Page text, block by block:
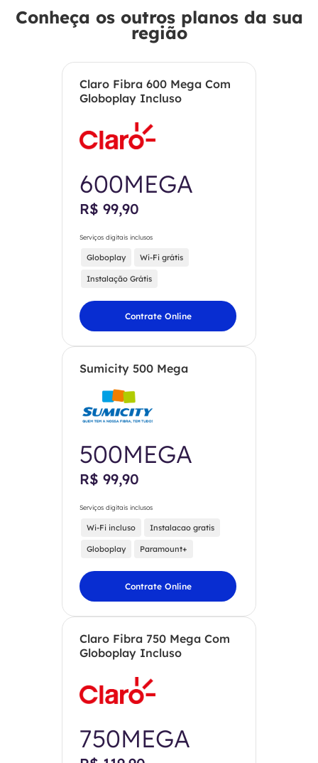
Conheça os outros planos da sua
região
Claro Fibra 600 Mega Com
Globoplay Incluso
600MEGA
R$ 99,90
Serviços digitais inclusos
Globoplay Wi-Fi grátis
Instalação Grátis
Contrate Online
Sumicity 500 Mega
500MEGA
R$ 99,90
Serviços digitais inclusos
Wi-Fi incluso Instalacao gratis
Globoplay Paramount+
Contrate Online
Claro Fibra 750 Mega Com
Globoplay Incluso
750MEGA